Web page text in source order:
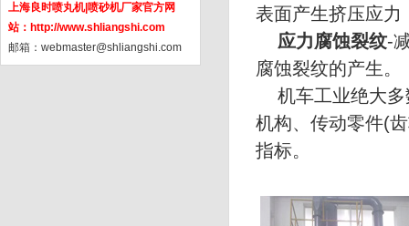
上海良时喷丸机|喷砂机厂家官方网
站： http://www.shliangshi.com
邮箱： webmaster@shliangshi.com
表面产生挤压应力
应力腐蚀裂纹-
腐蚀裂纹的产生。
机车工业绝大
机构、传动零件(
指标。